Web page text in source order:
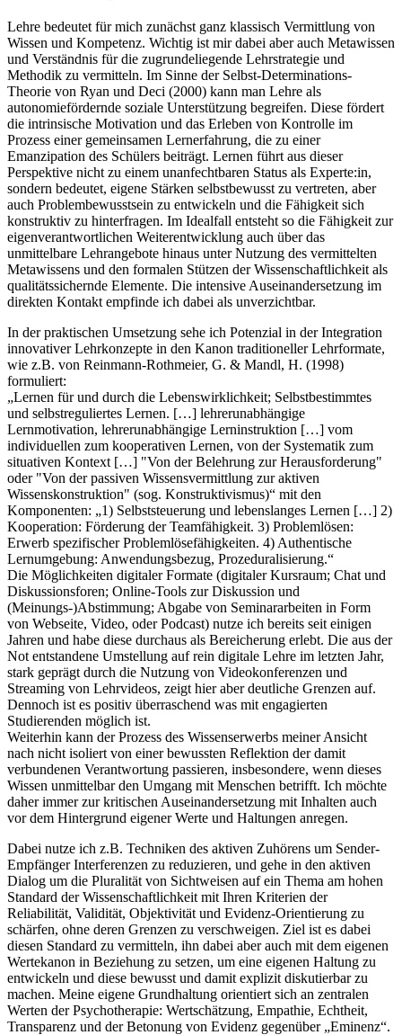
Lehre bedeutet für mich zunächst ganz klassisch Vermittlung von
Wissen und Kompetenz. Wichtig ist mir dabei aber auch Metawissen
und Verständnis für die zugrundeliegende Lehrstrategie und
Methodik zu vermitteln. Im Sinne der Selbst-Determinations-
Theorie von Ryan und Deci (2000) kann man Lehre als
autonomiefördernde soziale Unterstützung begreifen. Diese fördert
die intrinsische Motivation und das Erleben von Kontrolle im
Prozess einer gemeinsamen Lernerfahrung, die zu einer
Emanzipation des Schülers beiträgt. Lernen führt aus dieser
Perspektive nicht zu einem unanfechtbaren Status als Experte:in,
sondern bedeutet, eigene Stärken selbstbewusst zu vertreten, aber
auch Problembewusstsein zu entwickeln und die Fähigkeit sich
konstruktiv zu hinterfragen. Im Idealfall entsteht so die Fähigkeit zur
eigenverantwortlichen Weiterentwicklung auch über das
unmittelbare Lehrangebote hinaus unter Nutzung des vermittelten
Metawissens und den formalen Stützen der Wissenschaftlichkeit als
qualitätssichernde Elemente. Die intensive Auseinandersetzung im
direkten Kontakt empfinde ich dabei als unverzichtbar.
In der praktischen Umsetzung sehe ich Potenzial in der Integration
innovativer Lehrkonzepte in den Kanon traditioneller Lehrformate,
wie z.B. von Reinmann-Rothmeier, G. & Mandl, H. (1998)
formuliert:
„Lernen für und durch die Lebenswirklichkeit; Selbstbestimmtes
und selbstreguliertes Lernen. […] lehrerunabhängige
Lernmotivation, lehrerunabhängige Lerninstruktion […] vom
individuellen zum kooperativen Lernen, von der Systematik zum
situativen Kontext […] "Von der Belehrung zur Herausforderung"
oder "Von der passiven Wissensvermittlung zur aktiven
Wissenskonstruktion" (sog. Konstruktivismus)“ mit den
Komponenten: „1) Selbststeuerung und lebenslanges Lernen […] 2)
Kooperation: Förderung der Teamfähigkeit. 3) Problemlösen:
Erwerb spezifischer Problemlösefähigkeiten. 4) Authentische
Lernumgebung: Anwendungsbezug, Prozeduralisierung.“
Die Möglichkeiten digitaler Formate (digitaler Kursraum; Chat und
Diskussionsforen; Online-Tools zur Diskussion und
(Meinungs-)Abstimmung; Abgabe von Seminararbeiten in Form
von Webseite, Video, oder Podcast) nutze ich bereits seit einigen
Jahren und habe diese durchaus als Bereicherung erlebt. Die aus der
Not entstandene Umstellung auf rein digitale Lehre im letzten Jahr,
stark geprägt durch die Nutzung von Videokonferenzen und
Streaming von Lehrvideos, zeigt hier aber deutliche Grenzen auf.
Dennoch ist es positiv überraschend was mit engagierten
Studierenden möglich ist.
Weiterhin kann der Prozess des Wissenserwerbs meiner Ansicht
nach nicht isoliert von einer bewussten Reflektion der damit
verbundenen Verantwortung passieren, insbesondere, wenn dieses
Wissen unmittelbar den Umgang mit Menschen betrifft. Ich möchte
daher immer zur kritischen Auseinandersetzung mit Inhalten auch
vor dem Hintergrund eigener Werte und Haltungen anregen.
Dabei nutze ich z.B. Techniken des aktiven Zuhörens um Sender-
Empfänger Interferenzen zu reduzieren, und gehe in den aktiven
Dialog um die Pluralität von Sichtweisen auf ein Thema am hohen
Standard der Wissenschaftlichkeit mit Ihren Kriterien der
Reliabilität, Validität, Objektivität und Evidenz-Orientierung zu
schärfen, ohne deren Grenzen zu verschweigen. Ziel ist es dabei
diesen Standard zu vermitteln, ihn dabei aber auch mit dem eigenen
Wertekanon in Beziehung zu setzen, um eine eigenen Haltung zu
entwickeln und diese bewusst und damit explizit diskutierbar zu
machen. Meine eigene Grundhaltung orientiert sich an zentralen
Werten der Psychotherapie: Wertschätzung, Empathie, Echtheit,
Transparenz und der Betonung von Evidenz gegenüber „Eminenz“.